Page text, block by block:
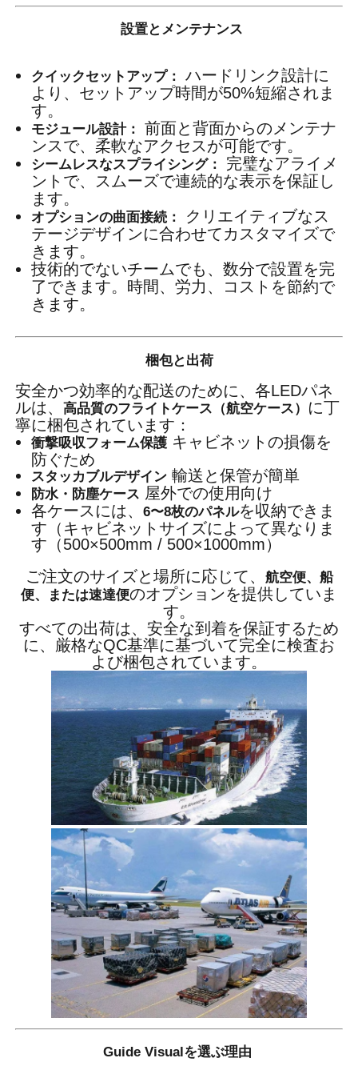
設置とメンテナンス
クイックセットアップ：
ハードリンク設計に
より、セットアップ時間が50%短縮されま
す。
モジュール設計：
前面と背面からのメンテナ
ンスで、柔軟なアクセスが可能です。
シームレスなスプライシング：
完璧なアライメ
ントで、スムーズで連続的な表示を保証し
ます。
オプションの曲面接続：
クリエイティブなス
テージデザインに合わせてカスタマイズで
きます。
技術的でないチームでも、数分で設置を完
了できます。時間、労力、コストを節約で
きます。
梱包と出荷
安全かつ効率的な配送のために、各LEDパネ
ルは、高品質のフライトケース（航空ケース） に丁
寧に梱包されています：
衝撃吸収フォーム保護 キャビネットの損傷を
防ぐため
スタッカブルデザイン 輸送と保管が簡単
防水・防塵ケース 屋外での使用向け
各ケースには、6〜8枚のパネルを収納できま
す（キャビネットサイズによって異なりま
す（500×500mm / 500×1000mm）
ご注文のサイズと場所に応じて、
航空便、船
便、または速達便のオプションを提供していま
す。
すべての出荷は、安全な到着を保証するため
に、厳格なQC基準に基づいて完全に検査お
よび梱包されています。
Guide Visualを選ぶ理由